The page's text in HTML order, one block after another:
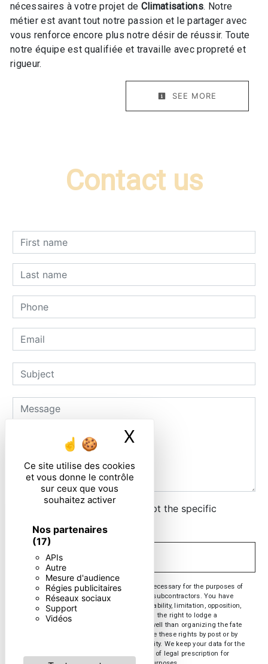
Ce site utilise des cookies
et vous donne le contrôle
sur ceux que vous
souhaitez activer
Nos partenaires
(17)
APIs
Autre
Mesure d'audience
Régies publicitaires
Réseaux sociaux
Support
Vidéos
X
nécessaires à votre projet de Climatisations. Notre
métier est avant tout notre passion et le partager avec
vous renforce encore plus notre désir de réussir. Toute
notre équipe est qualifiée et travaille avec propreté et
rigueur.
SEE MORE
Contact us
By checking this box, I accept the specific
conditions below **
** The personal data communicated are necessary for the purposes of
contacting you. They are intended and its subcontractors. You have
rights of access, rectification, erasure, portability, limitation, opposition,
withdrawal of your consent at any time and the right to lodge a
complaint with a supervisory authority, as well than organizing the fate
of your post-mortem data. You can exercise these rights by post or by
email. You may be asked for proof of identity. We keep your data for the
period of contact and then for the duration of legal prescription for